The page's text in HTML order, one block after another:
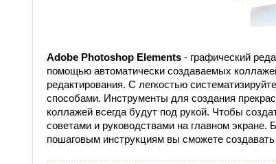
Adobe Photoshop Elements - графический
помощью автоматически создаваемых
редактирования. С легкостью
способами. Инструменты для создания
коллажей всегда будут под рукой. Чтобы
советами и руководствами на главном
пошаговым инструкциям вы сможете